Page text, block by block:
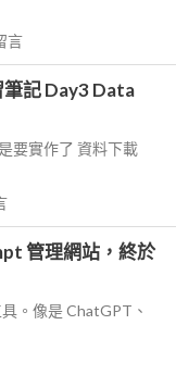
言
記 Day3 Data
要實作了 資料下載
管理網站，終於
。像是 ChatGPT、